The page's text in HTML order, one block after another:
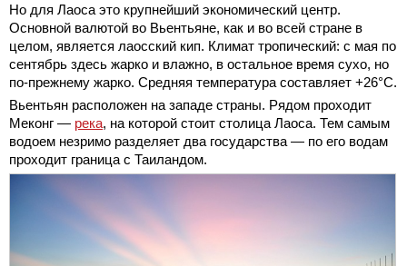
Но для Лаоса это крупнейший экономический центр.
Основной валютой во Вьентьяне, как и во всей стране в
целом, является лаосский кип. Климат тропический: с мая по
сентябрь здесь жарко и влажно, в остальное время сухо, но
по-прежнему жарко. Средняя температура составляет +26°С.
Вьентьян расположен на западе страны. Рядом проходит
Меконг — река, на которой стоит столица Лаоса. Тем самым
водоем незримо разделяет два государства — по его водам
проходит граница с Таиландом.